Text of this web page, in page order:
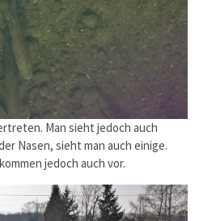
Man sieht jedoch auch
Nasen, sieht man auch einige.
jedoch auch vor.